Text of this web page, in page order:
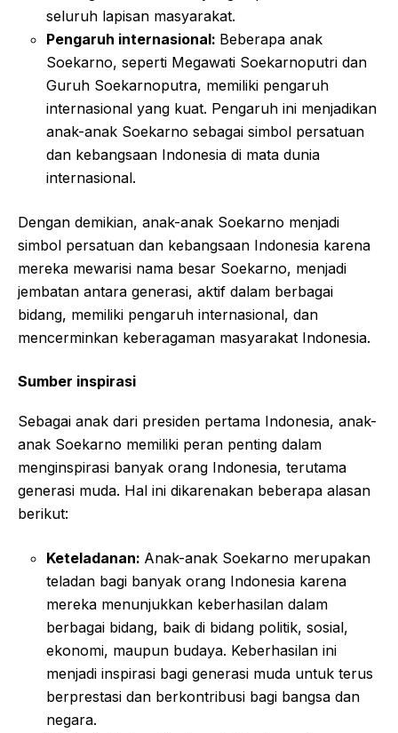
seluruh lapisan masyarakat.
Pengaruh internasional: Beberapa anak
Soekarno, seperti Megawati Soekarnoputri dan
Guruh Soekarnoputra, memiliki pengaruh
internasional yang kuat. Pengaruh ini menjadikan
anak-anak Soekarno sebagai simbol persatuan
dan kebangsaan Indonesia di mata dunia
internasional.
Dengan demikian, anak-anak Soekarno menjadi
simbol persatuan dan kebangsaan Indonesia karena
mereka mewarisi nama besar Soekarno, menjadi
jembatan antara generasi, aktif dalam berbagai
bidang, memiliki pengaruh internasional, dan
mencerminkan keberagaman masyarakat Indonesia.
Sumber inspirasi
Sebagai anak dari presiden pertama Indonesia, anak-
anak Soekarno memiliki peran penting dalam
menginspirasi banyak orang Indonesia, terutama
generasi muda. Hal ini dikarenakan beberapa alasan
berikut:
Keteladanan: Anak-anak Soekarno merupakan
teladan bagi banyak orang Indonesia karena
mereka menunjukkan keberhasilan dalam
berbagai bidang, baik di bidang politik, sosial,
ekonomi, maupun budaya. Keberhasilan ini
menjadi inspirasi bagi generasi muda untuk terus
berprestasi dan berkontribusi bagi bangsa dan
negara.